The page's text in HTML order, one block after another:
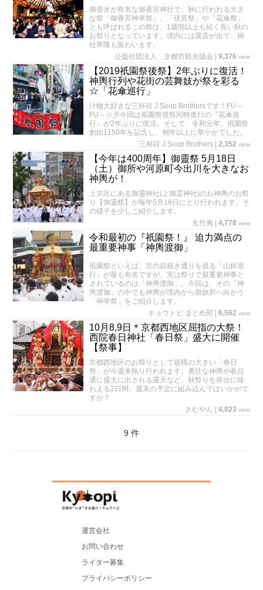
御香水が有名な御香宮神社で、秋に行われる大き
な祭「御香宮神幸祭」。「伏見祭」や「花傘祭」
とも呼ばれるこの祭は、1週間以上も続く長い秋の
お祭りとなっています。境内には露店が出て、神
社界隈も賑わいます。
公益社団法人 京都市観光協会
9,376 view
【2019祇園祭後祭】2年ぶりに復活！
神輿行列や花街の芸舞妓が祭を彩る
☆「花傘巡行」
汁物大好きな三杯目 J Soup Brothersです！FU～
FU～☆彡今回は祇園祭後祭同時進行の『花傘巡
行』が2年ぶりに復活。そして、令和元年、祇園祭
創始1150年を記念し、例年以上に華やかでした。
三杯目 J Soup Brothers
2,352 view
【今年は400周年】御靈祭 5月18日
（土）御所や河原町今出川を大きなお
神輿が！
上京区にある御靈神社(上御霊神社)のお神輿のお祭
り【御靈祭】が毎年5月18日にとり行われます。そ
の様子を少しご紹介します。
丸竹夷
4,778 view
令和最初の『祇園祭！』 迫力満点の
最重要神事「神輿渡御」
祇園祭といえば、京の目抜き通りを巡る「山鉾巡
行」が最も有名ですが、実は祭りで最重要神事と
されているのは「神輿渡御」。今回は、その「神
輿渡御」の中でも神輿が境内から御旅所へ向かう
「神幸祭」をご紹介します。
キョウトピ まとめ部
6,562 view
10月8,9日＊京都西地区屈指の大祭！
西院春日神社「春日祭」盛大に開催
【祭事】
京都西地区のお祭りとして規模の大きい「春日
祭」が今週末執り行われます。勇壮な神輿や春日
通に盛大に出される露天など、秋祭りを存分に味
わえる2日間。週末の予定に組み込んではいかがで
すか？
さむやん
4,023 view
9 件
運営会社
お問い合わせ
ライター募集
プライバシーポリシー